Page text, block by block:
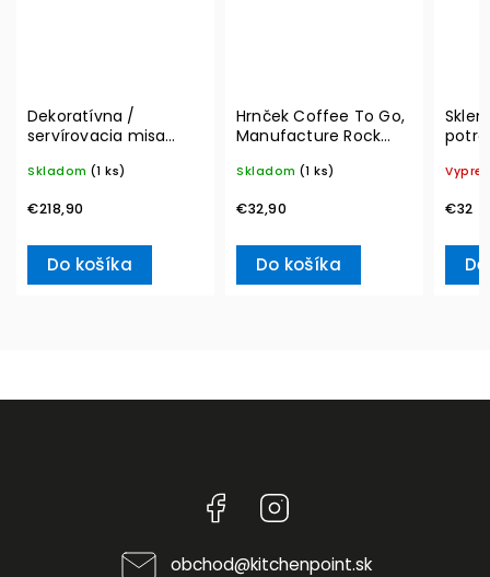
Dekoratívna /
servírovacia misa
Villeroy & Boch
Skladom (1 ks)
€218,90
Do košíka
Hrnček Coffee To Go,
Manufacture Rock
Boch
Skladom (1 ks)
€32,90
Do košíka
€32
Facebook
obchod@kitchenpoint.sk